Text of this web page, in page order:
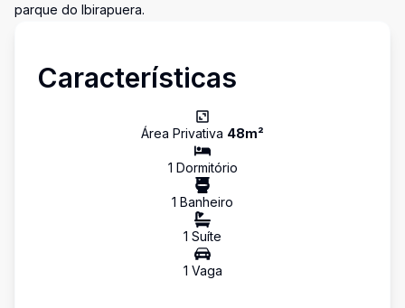
parque do Ibirapuera.
Características
Área Privativa 48m²
1 Dormitório
1 Banheiro
1 Suíte
1 Vaga